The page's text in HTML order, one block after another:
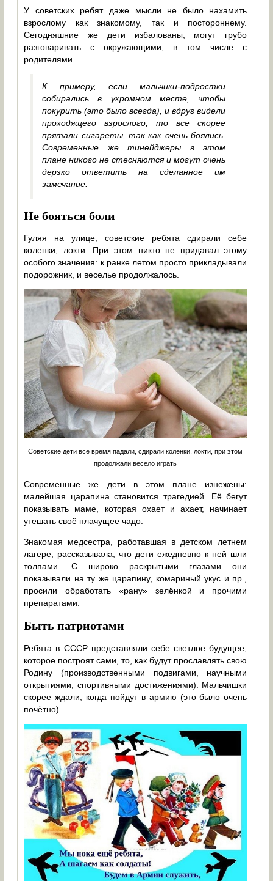
У советских ребят даже мысли не было нахамить
взрослому как знакомому, так и постороннему.
Сегодняшние же дети избалованы, могут грубо
разговаривать с окружающими, в том числе с
родителями.
К примеру, если мальчики-подростки
собирались в укромном месте, чтобы
покурить (это было всегда), и вдруг видели
проходящего взрослого, то все скорее
прятали сигареты, так как очень боялись.
Современные же тинейджеры в этом
плане никого не стесняются и могут очень
дерзко ответить на сделанное им
замечание.
Не бояться боли
Гуляя на улице, советские ребята сдирали себе
коленки, локти. При этом никто не придавал этому
особого значения: к ранке летом просто прикладывали
подорожник, и веселье продолжалось.
Советские дети всё время падали, сдирали коленки, локти, при этом
продолжали весело играть
Современные же дети в этом плане изнежены:
малейшая царапина становится трагедией. Её бегут
показывать маме, которая охает и ахает, начинает
утешать своё плачущее чадо.
Знакомая медсестра, работавшая в детском летнем
лагере, рассказывала, что дети ежедневно к ней шли
толпами. С широко раскрытыми глазами они
показывали на ту же царапину, комариный укус и пр.,
просили обработать «рану» зелёнкой и прочими
препаратами.
Быть патриотами
Ребята в СССР представляли себе светлое будущее,
которое построят сами, то, как будут прославлять свою
Родину (производственными подвигами, научными
открытиями, спортивными достижениями). Мальчишки
скорее ждали, когда пойдут в армию (это было очень
почётно).